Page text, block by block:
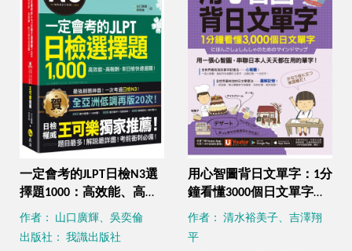
一定會考的JLPT日檢N3選
擇題1000：高效能、高報
酬、新日檢快速過關！
（免費附贈「Youtor
作者： 山口廣輝、吳奕倫
出版社： 我識出版社
用心智圖背日文單字：1分
鐘看懂3000個日文單字
（免費附贈「Youtor
作者： 清水裕美子、吉澤翔
平